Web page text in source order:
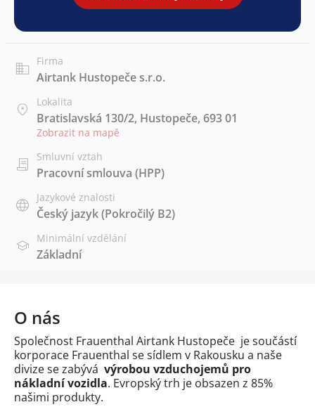
Firma
Airtank Hustopeče s.r.o.
Lokalita
Bratislavská 130/2, Hustopeče, 693 01
Zobrazit na mapě
Smluvní vztah
Pracovní smlouva (HPP)
Jazykové znalosti
Český jazyk(Pokročilý B2)
Minimální vzdělání
Základní
O nás
Společnost Frauenthal Airtank Hustopeče je součástí
korporace Frauenthal se sídlem v Rakousku a naše
divize se zabývá výrobou vzduchojemů pro
nákladní vozidla. Evropský trh je obsazen z 85%
našimi produkty.